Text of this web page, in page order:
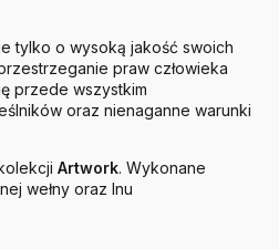
tylko o wysoką jakość swoich
praw człowieka
przede wszystkim
oraz nienaganne warunki
Artwork. Wykonane
wełny oraz lnu